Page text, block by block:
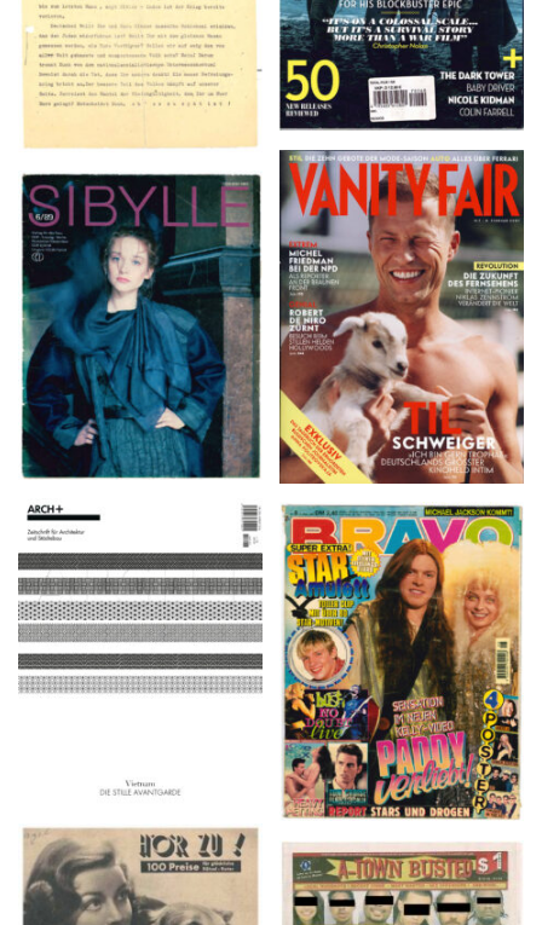
VANITY FAIR – Nr. 7 –
8. Februar 2007
SIBYLLE 6/89
ARCH+ Nr. 226, Herbst
2016
BRAVO – Nr. 8, 13. Febr.
1997
HÖR ZU! – 1949,
A-TOWN BUSTED –